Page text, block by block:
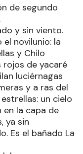
de segundo
y sin viento.
el novilunio: la
y Chilo
rojos de yacaré
luciérnagas
y a ras del
un cielo
la capa de
ya sin
Es el bañado La